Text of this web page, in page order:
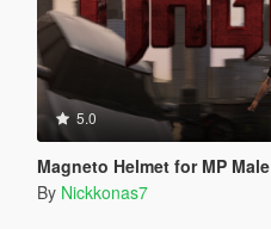
5.0
Magneto Helmet for MP Male
By Nickkonas7